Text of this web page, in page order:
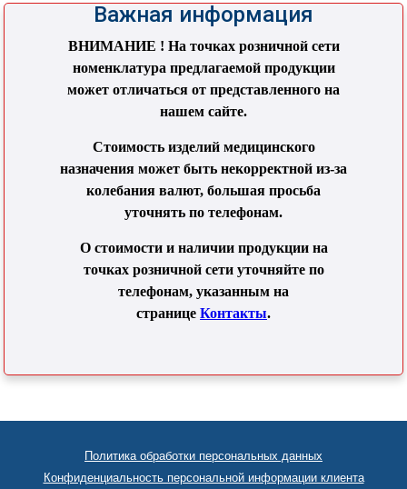
Важная информация
ВНИМАНИЕ ! На точках розничной сети
номенклатура предлагаемой продукции
может отличаться от представленного на
нашем сайте.
Стоимость изделий медицинского
назначения может быть некорректной из-за
колебания валют, большая просьба
уточнять по телефонам.
О стоимости и наличии продукции на
точках розничной сети уточняйте по
телефонам, указанным на
странице Контакты.
Политика обработки персональных данных
Конфиденциальность персональной информации клиента